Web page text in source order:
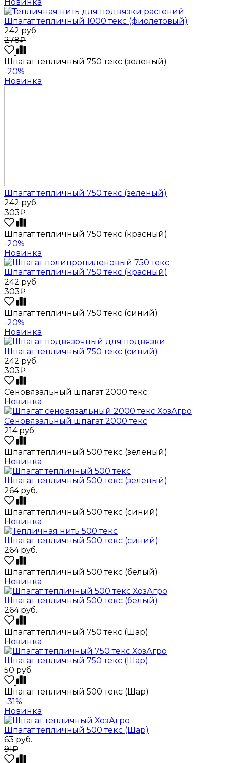
Шпагат тепличный 1000 текс (фиолетовый)
242 руб.
278₽
Шпагат тепличный 750 текс (зеленый)
-20%
Новинка
Шпагат тепличный 750 текс (зеленый)
242 руб.
303₽
Шпагат тепличный 750 текс (красный)
-20%
Новинка
Шпагат тепличный 750 текс (красный)
242 руб.
303₽
Шпагат тепличный 750 текс (синий)
-20%
Новинка
Шпагат тепличный 750 текс (синий)
242 руб.
303₽
Сеновязальный шпагат 2000 текс
Новинка
Сеновязальный шпагат 2000 текс
214 руб.
Шпагат тепличный 500 текс (зеленый)
Новинка
Шпагат тепличный 500 текс (зеленый)
264 руб.
Шпагат тепличный 500 текс (синий)
Новинка
Шпагат тепличный 500 текс (синий)
264 руб.
Шпагат тепличный 500 текс (белый)
Новинка
Шпагат тепличный 500 текс (белый)
264 руб.
Шпагат тепличный 750 текс (Шар)
Новинка
Шпагат тепличный 750 текс (Шар)
50 руб.
Шпагат тепличный 500 текс (Шар)
-31%
Новинка
Шпагат тепличный 500 текс (Шар)
63 руб.
91₽